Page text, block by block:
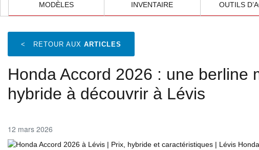
MODÈLES INVENTAIRE OUTILS
< RETOUR AUX ARTICLES
Honda Accord 2026 : une berline
hybride à découvrir à Lévis
12 mars 2026